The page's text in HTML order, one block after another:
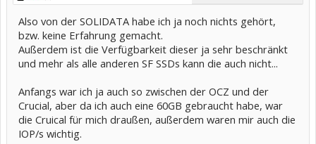
Also von der SOLIDATA habe ich ja noch nichts gehört,
bzw. keine Erfahrung gemacht.
Außerdem ist die Verfügbarkeit dieser ja sehr beschränkt
und mehr als alle anderen SF SSDs kann die auch nicht...
Anfangs war ich ja auch so zwischen der OCZ und der
Crucial, aber da ich auch eine 60GB gebraucht habe, war
die Cruical für mich draußen, außerdem waren mir auch die
IOP/s wichtig.